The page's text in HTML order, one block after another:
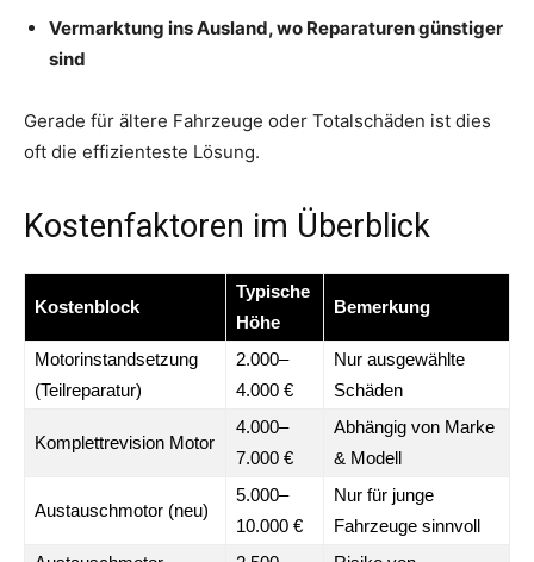
Vermarktung ins Ausland, wo Reparaturen günstiger
sind
Gerade für ältere Fahrzeuge oder Totalschäden ist dies
oft die effizienteste Lösung.
Kostenfaktoren im Überblick
Kostenblock
Typische
Höhe
Bemerkung
Motorinstandsetzung
(Teilreparatur)
2.000–
4.000 €
Nur ausgewählte
Schäden
Komplettrevision Motor
4.000–
7.000 €
Abhängig von Marke
& Modell
Austauschmotor (neu)
5.000–
10.000 €
Nur für junge
Fahrzeuge sinnvoll